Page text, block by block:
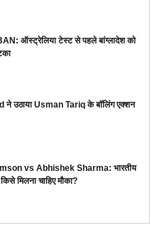
ऑस्ट्रेलिया टेस्ट से पहले बांग्लादेश को
ने उठाया Usman Tariq के बॉलिंग एक्शन
vs Abhishek Sharma: भारतीय
मिलना चाहिए मौका?